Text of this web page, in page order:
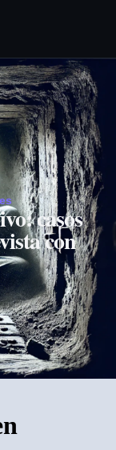
casos
con